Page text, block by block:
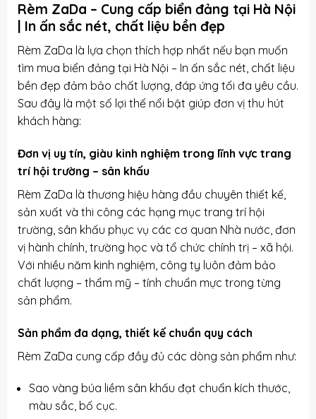
Rèm ZaDa – Cung cấp biển đảng tại Hà Nội
| In ấn sắc nét, chất liệu bền đẹp
Rèm ZaDa là lựa chọn thích hợp nhất nếu bạn muốn
tìm mua biển đảng tại Hà Nội – In ấn sắc nét, chất liệu
bền đẹp đảm bảo chất lượng, đáp ứng tối đa yêu cầu.
Sau đây là một số lợi thế nổi bật giúp đơn vị thu hút
khách hàng:
Đơn vị uy tín, giàu kinh nghiệm trong lĩnh vực trang
trí hội trường – sân khấu
Rèm ZaDa là thương hiệu hàng đầu chuyên thiết kế,
sản xuất và thi công các hạng mục trang trí hội
trường, sân khấu phục vụ các cơ quan Nhà nước, đơn
vị hành chính, trường học và tổ chức chính trị – xã hội.
Với nhiều năm kinh nghiệm, công ty luôn đảm bảo
chất lượng – thẩm mỹ – tính chuẩn mực trong từng
sản phẩm.
Sản phẩm đa dạng, thiết kế chuẩn quy cách
Rèm ZaDa cung cấp đầy đủ các dòng sản phẩm như:
Sao vàng búa liềm sân khấu đạt chuẩn kích thước,
màu sắc, bố cục.